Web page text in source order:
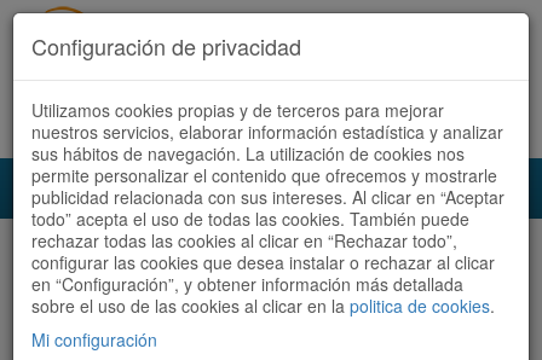
Acceder Registrate ahora Español | Català
Audioruta Todas las rutas
Todas las rutas
Ordenar por: Más recientes /
Configuración de privacidad
Utilizamos cookies propias y de terceros para mejorar
nuestros servicios, elaborar información estadística y analizar
sus hábitos de navegación. La utilización de cookies nos
permite personalizar el contenido que ofrecemos y mostrarle
publicidad relacionada con sus intereses. Al clicar en “Aceptar
todo” acepta el uso de todas las cookies. También puede
rechazar todas las cookies al clicar en “Rechazar todo”,
configurar las cookies que desea instalar o rechazar al clicar
en “Configuración”, y obtener información más detallada
sobre el uso de las cookies al clicar en la politica de cookies.
Mi configuración